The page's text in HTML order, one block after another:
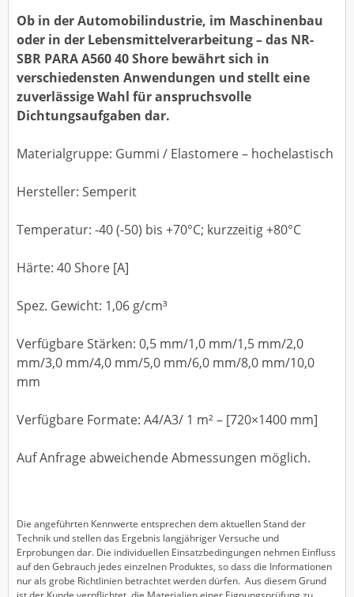
Ob in der Automobilindustrie, im Maschinenbau
oder in der Lebensmittelverarbeitung – das NR-
SBR PARA A560 40 Shore bewährt sich in
verschiedensten Anwendungen und stellt eine
zuverlässige Wahl für anspruchsvolle
Dichtungsaufgaben dar.
Materialgruppe: Gummi / Elastomere – hochelastisch
Hersteller: Semperit
Temperatur: -40 (-50) bis +70°C; kurzzeitig +80°C
Härte: 40 Shore [A]
Spez. Gewicht: 1,06 g/cm³
Verfügbare Stärken: 0,5 mm/1,0 mm/1,5 mm/2,0
mm/3,0 mm/4,0 mm/5,0 mm/6,0 mm/8,0 mm/10,0
mm
Verfügbare Formate: A4/A3/ 1 m² – [720×1400 mm]
Auf Anfrage abweichende Abmessungen möglich.
Die angeführten Kennwerte entsprechen dem aktuellen Stand der
Technik und stellen das Ergebnis langjähriger Versuche und
Erprobungen dar. Die individuellen Einsatzbedingungen nehmen Einfluss
auf den Gebrauch jedes einzelnen Produktes, so dass die Informationen
nur als grobe Richtlinien betrachtet werden dürfen. Aus diesem Grund